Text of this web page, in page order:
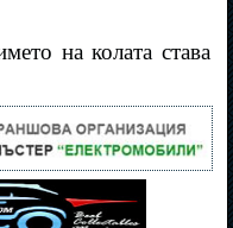
на колата става